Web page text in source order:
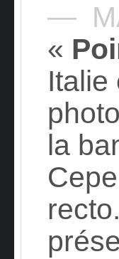
—
«
Italie
la